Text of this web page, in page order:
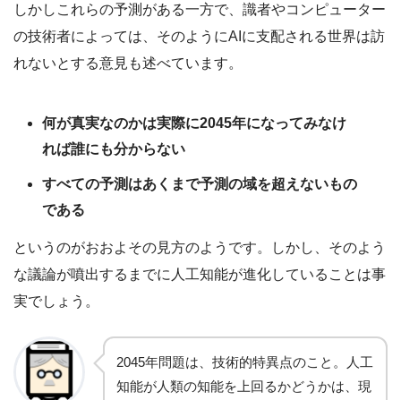
しかしこれらの予測がある一方で、識者やコンピューター
の技術者によっては、そのようにAIに支配される世界は訪
れないとする意見も述べています。
何が真実なのかは実際に2045年になってみなけ
れば誰にも分からない
すべての予測はあくまで予測の域を超えないもの
である
というのがおおよその見方のようです。しかし、そのよう
な議論が噴出するまでに人工知能が進化していることは事
実でしょう。
2045年問題は、技術的特異点のこと。人工
知能が人類の知能を上回るかどうかは、現